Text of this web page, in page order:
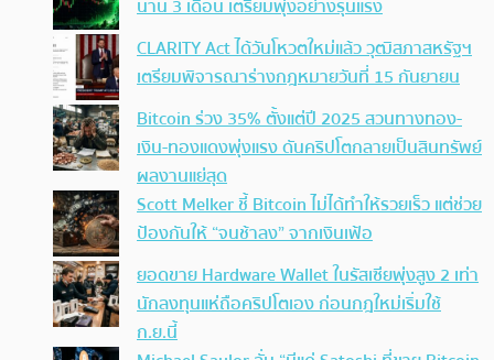
นาน 3 เดือน เตรียมพุ่งอย่างรุนแรง
CLARITY Act ได้วันโหวตใหม่แล้ว วุฒิสภาสหรัฐฯ
เตรียมพิจารณาร่างกฎหมายวันที่ 15 กันยายน
Bitcoin ร่วง 35% ตั้งแต่ปี 2025 สวนทางทอง-
เงิน-ทองแดงพุ่งแรง ดันคริปโตกลายเป็นสินทรัพย์
ผลงานแย่สุด
Scott Melker ชี้ Bitcoin ไม่ได้ทำให้รวยเร็ว แต่ช่วย
ป้องกันให้ “จนช้าลง” จากเงินเฟ้อ
ยอดขาย Hardware Wallet ในรัสเซียพุ่งสูง 2 เท่า
นักลงทุนแห่ถือคริปโตเอง ก่อนกฎใหม่เริ่มใช้
ก.ย.นี้